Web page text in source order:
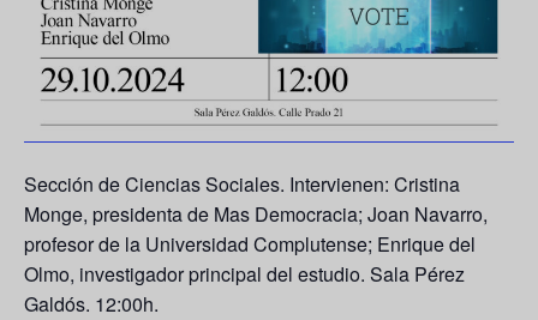
Sección de Ciencias Sociales. Intervienen: Cristina
Monge, presidenta de Mas Democracia; Joan Navarro,
profesor de la Universidad Complutense; Enrique del
Olmo, investigador principal del estudio. Sala Pérez
Galdós. 12:00h.